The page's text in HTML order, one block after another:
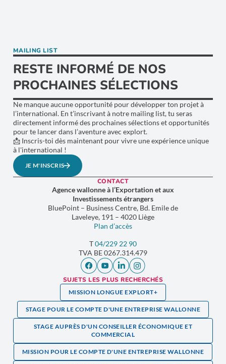
MAILING LIST
RESTE INFORMÉ DE NOS
PROCHAINES SÉLECTIONS
Ne manque aucune opportunité pour développer ton projet à
l’international. En t’inscrivant à notre mailing list, tu seras
directement informé des prochaines sélections et opportunités
pour te lancer dans l’aventure avec explort.
📩 Inscris-toi dès maintenant pour vivre une expérience unique
à l'international !
JE M'INSCRIS
CONTACT
Agence wallonne à l’Exportation et aux
Investissements étrangers
BluePoint – Business Centre, Bd. Emile de
Laveleye, 191 – 4020 Liège
Plan d’accès
T04/229 22 90
TVA BE 0267.314.479
SUJETS LES PLUS RECHERCHÉS
MISSION LONGUE EXPLORT+
STAGE POUR LE COMPTE D'UNE ENTREPRISE WALLONNE
STAGE AUPRÈS D'UN CONSEILLER ÉCONOMIQUE ET
COMMERCIAL
MISSION POUR LE COMPTE D'UNE ENTREPRISE WALLONNE